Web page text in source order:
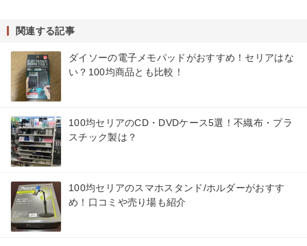
関連する記事
ダイソーの電子メモパッドがおすすめ！セリアはな
い？100均商品とも比較！
100均セリアのCD・DVDケース5選！不織布・プラ
スチック製は？
100均セリアのスマホスタンド/ホルダーがおすす
め！口コミや売り場も紹介